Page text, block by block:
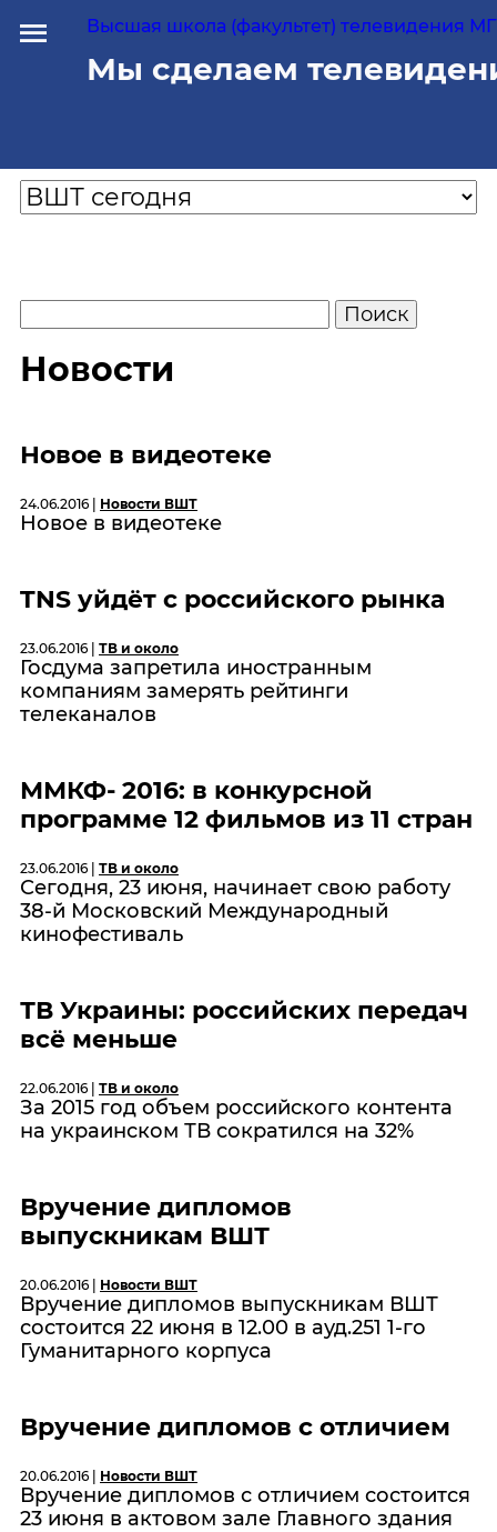
Высшая школа (факультет) телевидения
Мы сделаем
Новости
Новое в видеотеке
24.06.2016 | Новости ВШТ
Новое в видеотеке
TNS уйдёт с российского рынка
23.06.2016 | ТВ и около
Госдума запретила иностранным
компаниям замерять рейтинги
телеканалов
ММКФ- 2016: в конкурсной
программе 12 фильмов из 11 стран
23.06.2016 | ТВ и около
Сегодня, 23 июня, начинает свою работу
38-й Московский Международный
кинофестиваль
ТВ Украины: российских передач
всё меньше
22.06.2016 | ТВ и около
За 2015 год объем российского контента
на украинском ТВ сократился на 32%
Вручение дипломов
выпускникам ВШТ
20.06.2016 | Новости ВШТ
Вручение дипломов выпускникам ВШТ
состоится 22 июня в 12.00 в ауд.251 1-го
Гуманитарного корпуса
Вручение дипломов с отличием
20.06.2016 | Новости ВШТ
Вручение дипломов с отличием состоится
23 июня в актовом зале Главного здания